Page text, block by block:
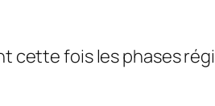
fois les phases